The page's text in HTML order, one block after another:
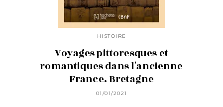
HISTOIRE
Voyages pittoresques et
romantiques dans l'ancienne
France. Bretagne
01/01/2021